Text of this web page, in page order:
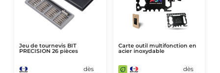
Jeu de tournevis BIT
PRECISION 26 pièces
dès
Carte outil multifonction en
acier inoxydable
dès